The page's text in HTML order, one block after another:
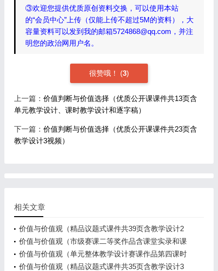
③欢迎您提供优质原创资料交换，可以使用本站
的“会员中心”上传（仅能上传不超过5M的资料），大
容量资料可以发到我的邮箱5724868@qq.com，并注
明您的政治网用户名。
很赞哦！ (3)
上一篇： 价值判断与价值选择（优质公开课课件共13页含
单元教学设计、课时教学设计和逐字稿）
下一篇： 价值判断与价值选择（优质公开课课件共23页含
教学设计3视频）
相关文章
价值与价值观（精品议题式课件共39页含教学设计2
视频）
价值与价值观（市级赛课二等奖作品含课堂实录和课
件教学设计）
价值与价值观（单元整体教学设计赛课作品第四课时
含课件和课时教学设计）
价值与价值观（精品议题式课件共35页含教学设计3